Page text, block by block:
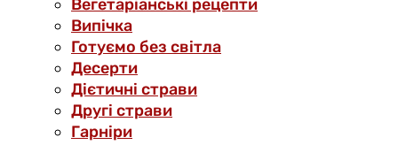
Вегетаріанські рецепти
Випічка
Готуємо без світла
Десерти
Дієтичні страви
Другі страви
Гарніри